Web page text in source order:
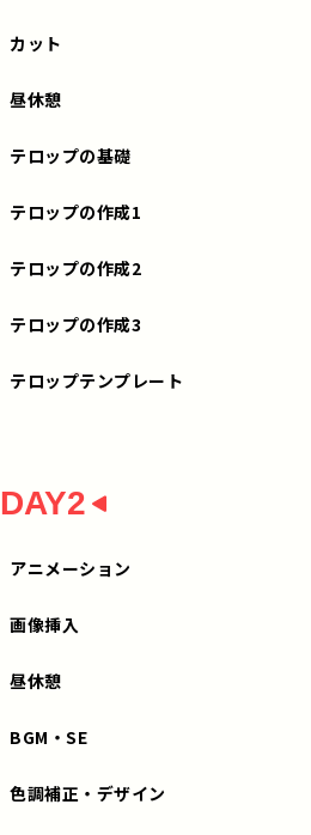
カット
昼休憩
テロップの基礎
テロップの作成1
テロップの作成2
テロップの作成3
テロップテンプレート
DAY2
アニメーション
画像挿入
昼休憩
BGM・SE
色調補正・デザイン